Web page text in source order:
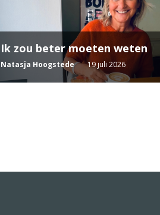
Ik zou beter moeten weten
Natasja Hoogstede 19 juli 2026